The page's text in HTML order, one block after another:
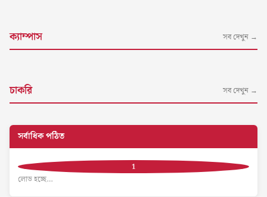
ক্যাম্পাস সব দেখুন →
চাকরি সব দেখুন →
সর্বাধিক পঠিত
লোড হচ্ছে…